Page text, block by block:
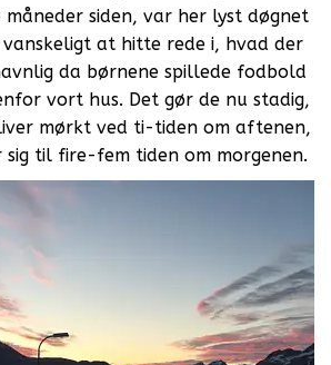
siden, var her lyst døgnet
at hitte rede i, hvad der
da børnene spillede fodbold
vort hus. Det gør de nu stadig,
mørkt ved ti-tiden om aftenen,
til fire-fem tiden om morgenen.